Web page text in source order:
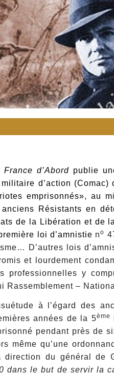
France d’Abordpublie
d’action
emprisonnés», au
Résistants en
de la Libération et de
loi d’amnistie no
D’autres lois
et lourdement
professionnelles y
Rassemblement –
à l’égard des
années de la 5ème
pendant près de
même qu’une
direction du général de
dans le but de servir la